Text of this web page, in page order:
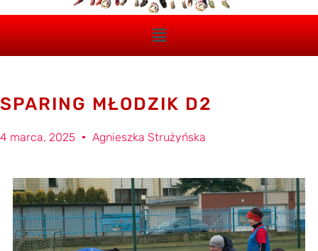
SPARING MŁODZIK D2
4 marca, 2025 Agnieszka Strużyńska